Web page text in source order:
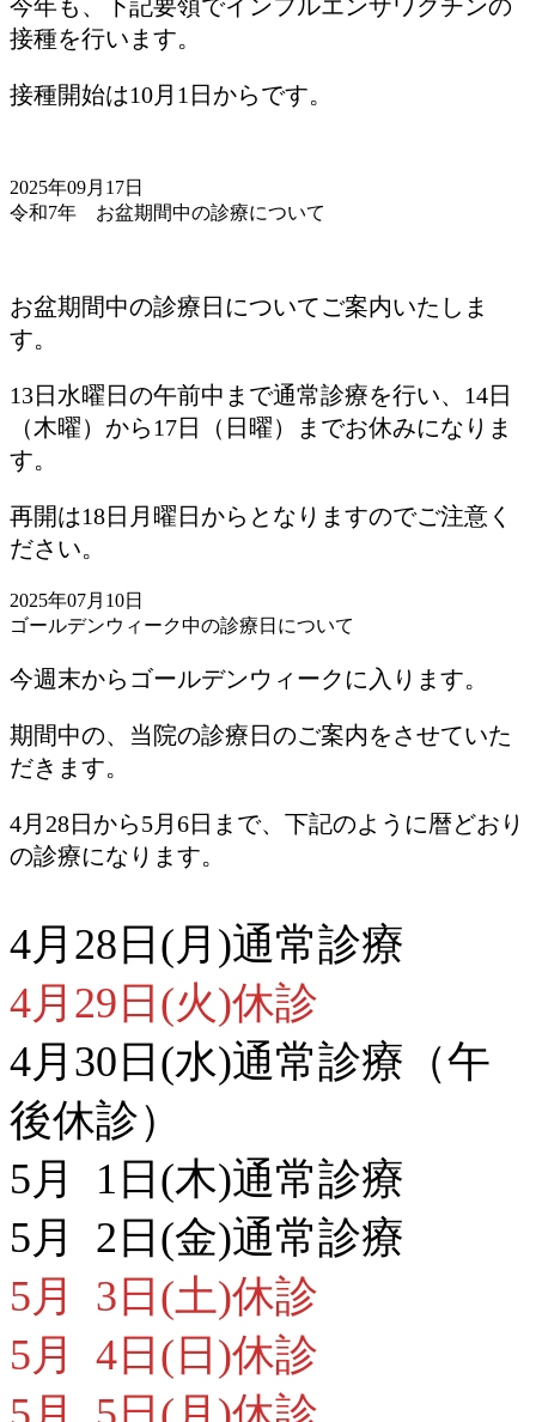
今年も、下記要領でインフルエンザワクチンの
接種を行います。
接種開始は10月1日からです。
2025年09月17日
令和7年 お盆期間中の診療について
お盆期間中の診療日についてご案内いたしま
す。
13日水曜日の午前中まで通常診療を行い、14日
（木曜）から17日（日曜）までお休みになりま
す。
再開は18日月曜日からとなりますのでご注意く
ださい。
2025年07月10日
ゴールデンウィーク中の診療日について
今週末からゴールデンウィークに入ります。
期間中の、当院の診療日のご案内をさせていた
だきます。
4月28日から5月6日まで、下記のように暦どおり
の診療になります。
4月28日(月)通常診療
4月29日(火)休診
4月30日(水)通常診療（午
後休診）
5月 1日(木)通常診療
5月 2日(金)通常診療
5月 3日(土)休診
5月 4日(日)休診